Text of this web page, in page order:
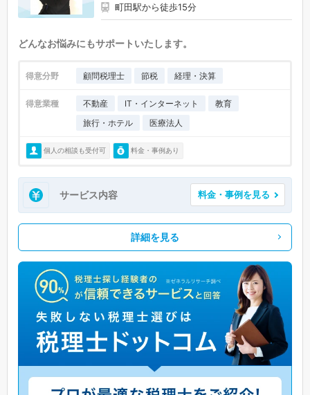
町田駅から徒歩15分
どんなお悩みにもサポートいたします。
得意分野 顧問税理士 節税 経理・決算
得意業種 不動産 IT・インターネット
教育
旅行・ホテル
医療法人
個人の相談も受付可 料金・事例あり
サービス内容 料金・事例を見る
詳細を見る